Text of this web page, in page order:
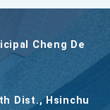
Cheng De
Dist., Hsinchu